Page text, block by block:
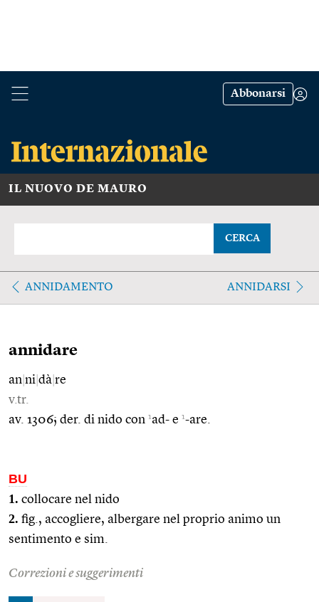
Abbonarsi
IL NUOVO DE MAURO
CERCA
ANNIDAMENTO ANNIDARSI
annidare
an ni dà re
v.tr.
av. 1306; der. di nido con 1ad- e 1-are.
BU
1. collocare nel nido
2. fig., accogliere, albergare nel proprio animo un
sentimento e sim.
Correzioni e suggerimenti